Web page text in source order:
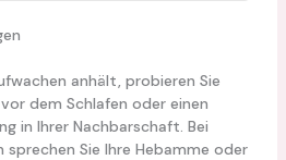
anhält, probieren Sie
dem Schlafen oder einen
in Ihrer Nachbarschaft. Bei
Sie Ihre Hebamme oder